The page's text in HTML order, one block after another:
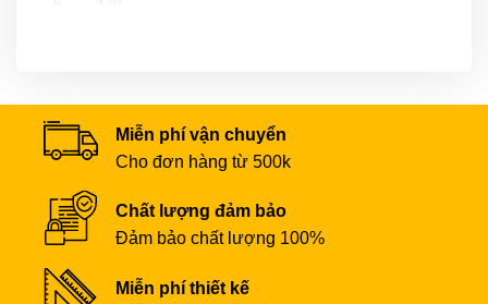
Miễn phí vận chuyển
Cho đơn hàng từ 500k
Chất lượng đảm bảo
Đảm bảo chất lượng 100%
Miễn phí thiết kế